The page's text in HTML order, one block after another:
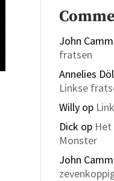
John
fratsen
Annelies
Linkse
Willy op
Dick op Het
Monster
John